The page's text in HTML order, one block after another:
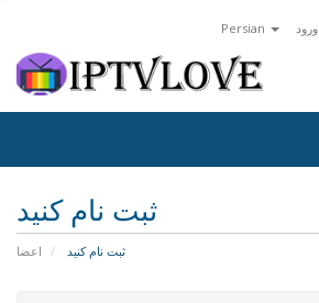
Persian ورود
ثبت نام کنید
اعضا ثبت نام کنید